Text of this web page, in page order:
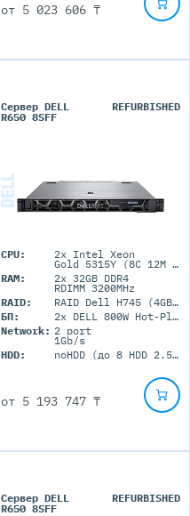
от 5 023 606 ₸
Сервер DELL
R650 8SFF
REFURBISHED
CPU: 2x Intel Xeon
Gold 5315Y (8C 12M Cache 3.2GHz)
RAM:
2x 32GB DDR4
RDIMM 3200MHz
RAID:
RAID Dell H745 (4GB+BBU)
БП:
2x DELL 800W Hot-Plug
Network: 2 port
1Gb/s
HDD:
noHDD (до 8 HDD 2.5'' SFF)
от 5 193 747 ₸
Сервер DELL
R650 8SFF
REFURBISHED